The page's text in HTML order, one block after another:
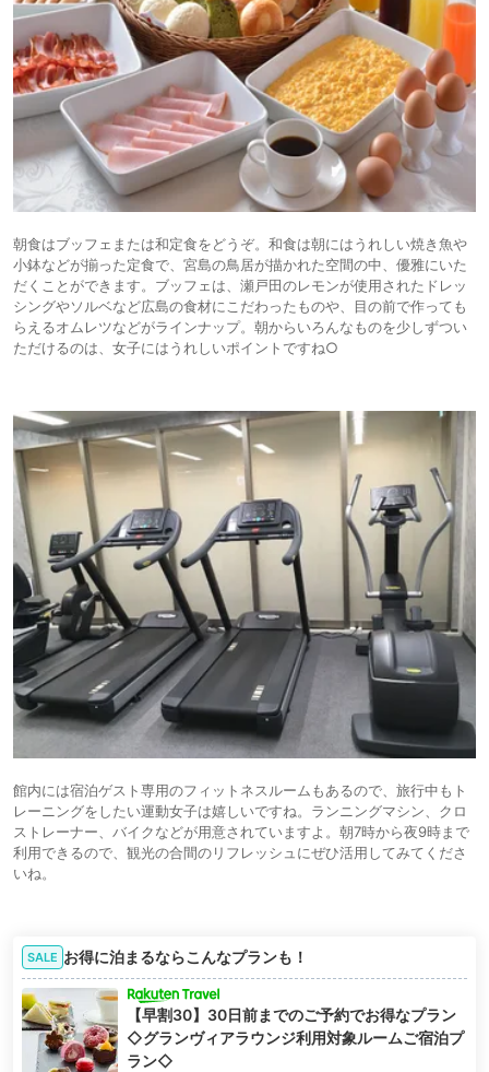
朝食はブッフェまたは和定食をどうぞ。和食は朝にはうれしい焼き魚や
小鉢などが揃った定食で、宮島の鳥居が描かれた空間の中、優雅にいた
だくことができます。ブッフェは、瀬戸田のレモンが使用されたドレッ
シングやソルベなど広島の食材にこだわったものや、目の前で作っても
らえるオムレツなどがラインナップ。朝からいろんなものを少しずつい
ただけるのは、女子にはうれしいポイントですね○
館内には宿泊ゲスト専用のフィットネスルームもあるので、旅行中もト
レーニングをしたい運動女子は嬉しいですね。ランニングマシン、クロ
ストレーナー、バイクなどが用意されていますよ。朝7時から夜9時まで
利用できるので、観光の合間のリフレッシュにぜひ活用してみてくださ
いね。
SALE お得に泊まるならこんなプランも！
【早割30】30日前までのご予約でお得なプラン
◇グランヴィアラウンジ利用対象ルームご宿泊プ
ラン◇